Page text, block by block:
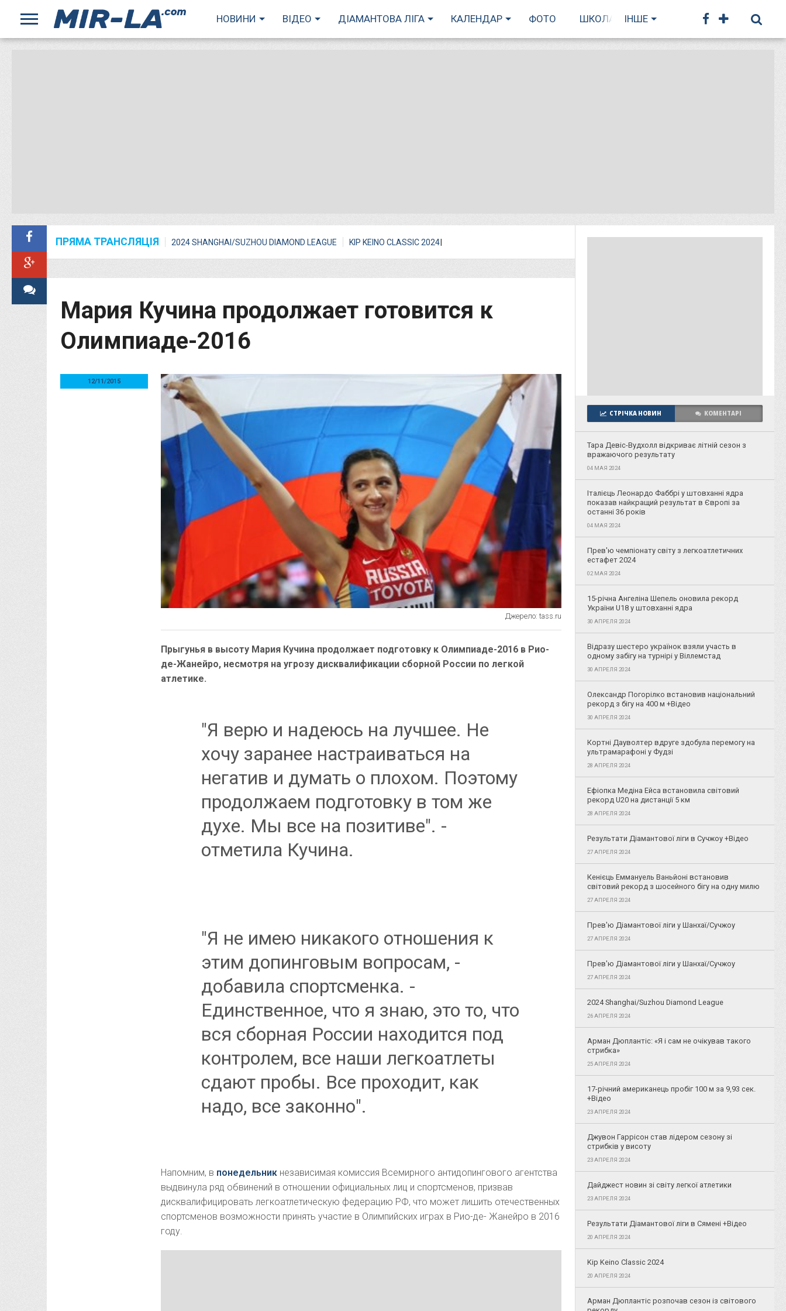
НОВИНИ ВІДЕО ДІАМАНТОВА ЛІГА КАЛЕНДАР ФОТО ШКОЛА БІГУ
ІНШЕ
ПРЯМА ТРАНСЛЯЦІЯ 2024 SHANGHAI/SUZHOU DIAMOND LEAGUE I
KIP KEINO CLASSIC 2024
Мария Кучина продолжает готовится к
Олимпиаде-2016
Джерело: tass.ru
Прыгунья в высоту Мария Кучина продолжает подготовку к Олимпиаде-2016 в Рио-
де-Жанейро, несмотря на угрозу дисквалификации сборной России по легкой
атлетике.
"Я верю и надеюсь на лучшее. Не
хочу заранее настраиваться на
негатив и думать о плохом. Поэтому
продолжаем подготовку в том же
духе. Мы все на позитиве". -
отметила Кучина.
"Я не имею никакого отношения к
этим допинговым вопросам, -
добавила спортсменка. -
Единственное, что я знаю, это то, что
вся сборная России находится под
контролем, все наши легкоатлеты
сдают пробы. Все проходит, как
надо, все законно".
Напомним, в понедельник независимая комиссия Всемирного антидопингового агентства
выдвинула ряд обвинений в отношении официальных лиц и спортсменов, призвав
дисквалифицировать легкоатлетическую федерацию РФ, что может лишить отечественных
спортсменов возможности принять участие в Олимпийских играх в Рио-де- Жанейро в 2016
году.
12/11/2015
СТРІЧКА НОВИН КОМЕНТАРІ
Тара Девіс-Вудхолл відкриває літній сезон з
вражаючого результату
04 МАЯ 2024
Італієць Леонардо Фаббрі у штовханні ядра
показав найкращий результат в Європі за
останні 36 років
04 МАЯ 2024
Прев'ю чемпіонату світу з легкоатлетичних
естафет 2024
02 МАЯ 2024
15-річна Ангеліна Шепель оновила рекорд
України U18 у штовханні ядра
30 АПРЕЛЯ 2024
Відразу шестеро українок взяли участь в
одному забігу на турнірі у Віллемстад
30 АПРЕЛЯ 2024
Олександр Погорілко встановив національний
рекорд з бігу на 400 м +Відео
30 АПРЕЛЯ 2024
Кортні Дауволтер вдруге здобула перемогу на
ультрамарафоні у Фудзі
28 АПРЕЛЯ 2024
Ефіопка Медіна Ейса встановила світовий
рекорд U20 на дистанції 5 км
28 АПРЕЛЯ 2024
Результати Діамантової ліги в Сучжоу +Відео
27 АПРЕЛЯ 2024
Кенієць Еммануель Ваньйоні встановив
світовий рекорд з шосейного бігу на одну милю
27 АПРЕЛЯ 2024
Прев'ю Діамантової ліги у Шанхаї/Сучжоу
27 АПРЕЛЯ 2024
Прев'ю Діамантової ліги у Шанхаї/Сучжоу
27 АПРЕЛЯ 2024
2024 Shanghai/Suzhou Diamond League
26 АПРЕЛЯ 2024
Арман Дюплантіс: «Я і сам не очікував такого
стрибка»
25 АПРЕЛЯ 2024
17-річний американець пробіг 100 м за 9,93 сек.
+Відео
23 АПРЕЛЯ 2024
Джувон Гаррісон став лідером сезону зі
стрибків у висоту
23 АПРЕЛЯ 2024
Дайджест новин зі світу легкої атлетики
23 АПРЕЛЯ 2024
Результати Діамантової ліги в Сямені +Відео
20 АПРЕЛЯ 2024
Kip Keino Classic 2024
20 АПРЕЛЯ 2024
Арман Дюплантіс розпочав сезон із світового